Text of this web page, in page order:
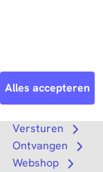
Search
Versturen
Open
Ontvangen
Open
Webshop
Open